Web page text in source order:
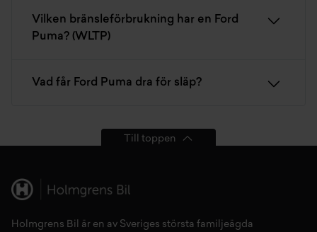
Vilken bränsleförbrukning har en Ford
Puma? (WLTP)
Vad får Ford Puma dra för släp?
Till toppen
Holmgrens Bil är en av Sveriges största familjeägda